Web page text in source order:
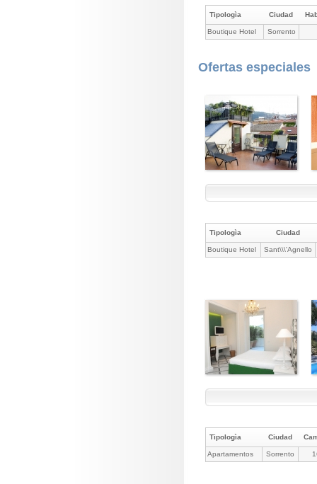
Tipologìa Ciudad
Boutique Hotel Sorrento
Ofertas especiales
Tipologìa Ciudad
Boutique Hotel Sant\\\'Agnello
Tipologìa Ciudad
Apartamentos Sorrento